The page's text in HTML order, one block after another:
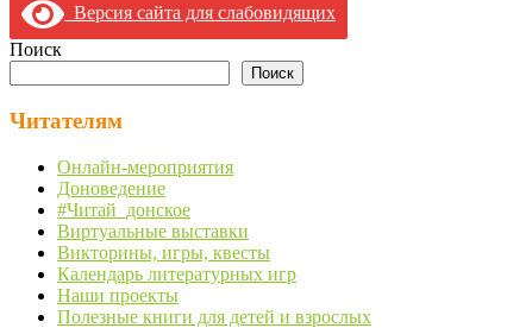
Версия сайта для слабовидящих
Поиск
Поиск
Читателям
Онлайн-мероприятия
Доноведение
#Читай_донское
Виртуальные выставки
Викторины, игры, квесты
Календарь литературных игр
Наши проекты
Полезные книги для детей и взрослых